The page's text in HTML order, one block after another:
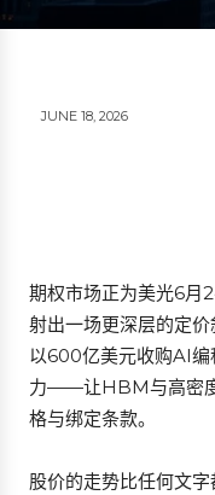
JUNE 18, 2026
期权市场正为美光6月
射出一场更深层的定
以600亿美元收购AI
力——让HBM与高密度
格与绑定条款。
股价的走势比任何文